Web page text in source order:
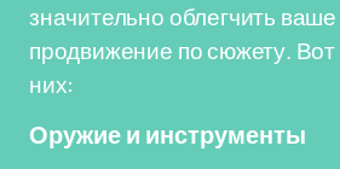
значительно облегчить
продвижение по сюжету.
них:
Оружие и инструменты